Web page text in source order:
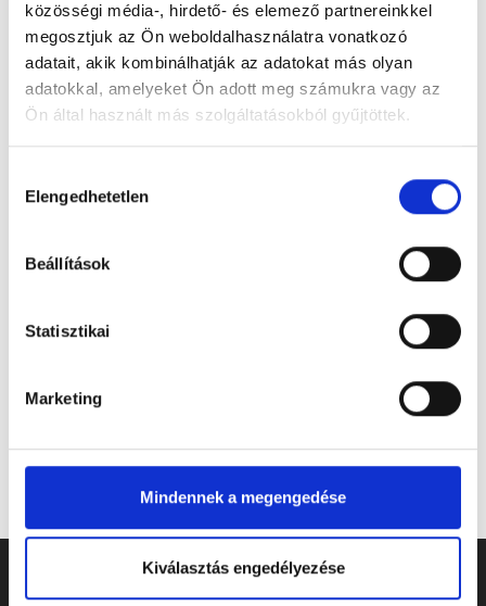
közösségi média-, hirdető- és elemező partnereinkkel
megosztjuk az Ön weboldalhasználatra vonatkozó
adatait, akik kombinálhatják az adatokat más olyan
adatokkal, amelyeket Ön adott meg számukra vagy az
Ön által használt más szolgáltatásokból gyűjtöttek.
kiválasztása
Elengedhetetlen
Beállítások
Statisztikai
Marketing
Mindennek a megengedése
Kiválasztás engedélyezése
takarékossági intézkedések részeként módosul
a Pécsi Köztemető ügyfélszolgálatának
hétfőtől szombatig 12 óráig várják az ügyfeleket.